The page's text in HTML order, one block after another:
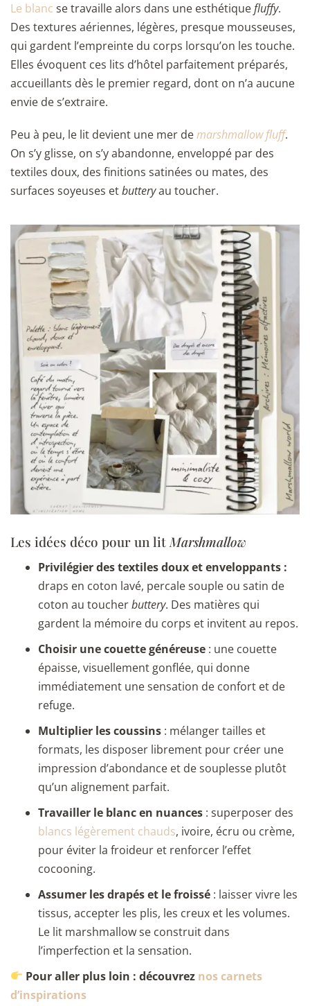
Le blanc se travaille alors dans une esthétiquefluffy.
Des textures aériennes, légères, presque mousseuses,
qui gardent l’empreinte du corps lorsqu’on les touche.
Elles évoquent ces lits d’hôtel parfaitement préparés,
accueillants dès le premier regard, dont on n’a aucune
envie de s’extraire.
Peu à peu, le lit devient une mer demarshmallow fluff.
On s’y glisse, on s’y abandonne, enveloppé par des
textiles doux, des finitions satinées ou mates, des
surfaces soyeuses etbutteryau toucher.
Les idées déco pour un lit Marshmallow
Privilégier des textiles doux et enveloppants :
draps en coton lavé, percale souple ou satin de
coton au toucherbuttery. Des matières qui
gardent la mémoire du corps et invitent au repos.
Choisir une couette généreuse : une couette
épaisse, visuellement gonflée, qui donne
immédiatement une sensation de confort et de
refuge.
Multiplier les coussins : mélanger tailles et
formats, les disposer librement pour créer une
impression d’abondance et de souplesse plutôt
qu’un alignement parfait.
Travailler le blanc en nuances : superposer des
blancs légèrement chauds, ivoire, écru ou crème,
pour éviter la froideur et renforcer l’effet
cocooning.
Assumer les drapés et le froissé : laisser vivre les
tissus, accepter les plis, les creux et les volumes.
Le lit marshmallow se construit dans
l’imperfection et la sensation.
Pour aller plus loin : découvrez nos carnets
d’inspirations